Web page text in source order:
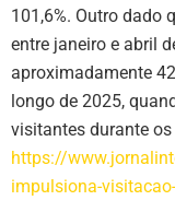
101,6%. Outro dado
entre janeiro e abril
aproximadamente
longo de 2025,
visitantes durante
https://
impulsiona-